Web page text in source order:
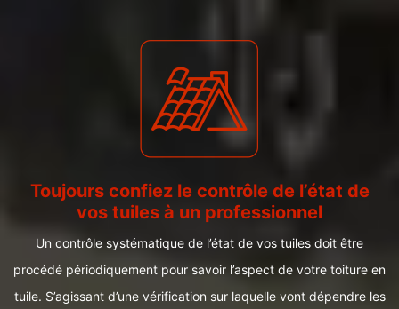
Toujours confiez le contrôle de l’état de
vos tuiles à un professionnel
Un contrôle systématique de l’état de vos tuiles doit être
procédé périodiquement pour savoir l’aspect de votre toiture en
tuile. S’agissant d’une vérification sur laquelle vont dépendre les